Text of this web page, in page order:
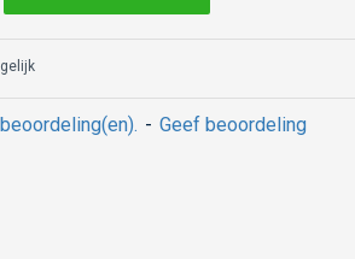
- Geef beoordeling